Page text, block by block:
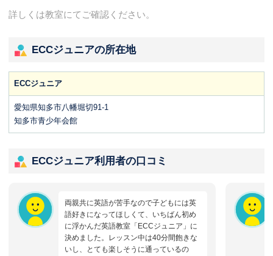
詳しくは教室にてご確認ください。
ECCジュニアの所在地
ECCジュニア
愛知県知多市八幡堀切91-1
知多市青少年会館
ECCジュニア利用者の口コミ
両親共に英語が苦手なので子どもには英
語好きになってほしくて、いちばん初め
に浮かんだ英語教室「ECCジュニア」に
決めました。レッスン中は40分間飽きな
いし、とても楽しそうに通っているの